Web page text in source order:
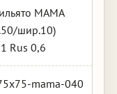
МАМА
шир.10)
Rus 0,6
mama-040